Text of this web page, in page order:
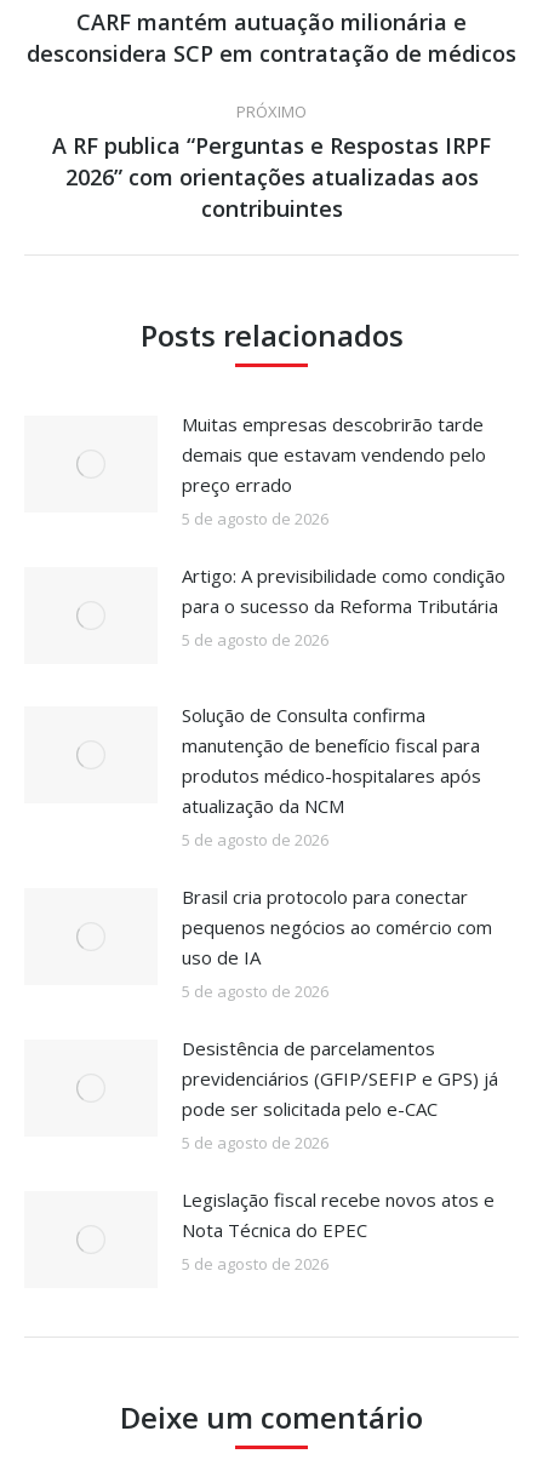
post:
Post
anterior:
CARF mantém autuação milionária e
desconsidera SCP em contratação de médicos
PRÓXIMO
Próximo
post:
A RF publica “Perguntas e Respostas IRPF
2026” com orientações atualizadas aos
contribuintes
Posts relacionados
Muitas empresas descobrirão tarde
demais que estavam vendendo pelo
preço errado
5 de agosto de 2026
Artigo: A previsibilidade como condição
para o sucesso da Reforma Tributária
5 de agosto de 2026
Solução de Consulta confirma
manutenção de benefício fiscal para
produtos médico-hospitalares após
atualização da NCM
5 de agosto de 2026
Brasil cria protocolo para conectar
pequenos negócios ao comércio com
uso de IA
5 de agosto de 2026
Desistência de parcelamentos
previdenciários (GFIP/SEFIP e GPS) já
pode ser solicitada pelo e-CAC
5 de agosto de 2026
Legislação fiscal recebe novos atos e
Nota Técnica do EPEC
5 de agosto de 2026
Deixe um comentário